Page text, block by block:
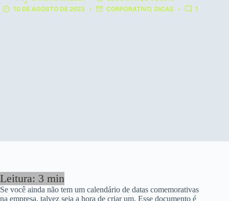
10 DE AGOSTO DE 2023
CORPORATIVO,DICAS 1
Se você ainda não tem um calendário de datas comemorativas
na empresa, talvez seja a hora de criar um. Esse documento é